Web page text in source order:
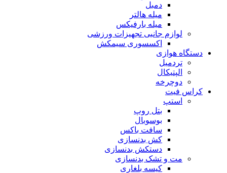
دمبل
میله هالتر
میله بارفیکس
لوازم جانبی تجهیزات ورزشی
اکسسوری سیمکش
دستگاه هوازی
تردمیل
الپتیکال
دوچرخه
کراس فیت
استپ
بتل روپ
بوسوبال
سافت باکس
کش بدنسازی
دستکش بدنسازی
مت و تشک بدنسازی
کیسه بلغاری